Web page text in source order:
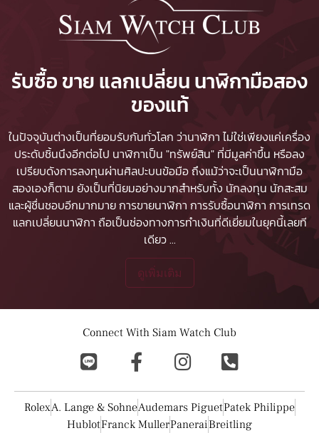
รับซื้อ ขาย แลกเปลี่ยน นาฬิกามือสอง
ของแท้
ในปัจจุบันต่างเป็นที่ยอมรับกันทั่วโลก ว่านาฬิกา ไม่ใช่เพียงแค่เครื่อง
ประดับชิ้นนึงอีกต่อไป นาฬิกาเป็น "ทรัพย์สิน" ที่มีมูลค่าขึ้น หรือลง
เปรียบดังการลงทุนผ่านศิลปะบนข้อมือ ถึงแม้ว่าจะเป็นนาฬิกามือ
สองเองก็ตาม ยังเป็นที่นิยมอย่างมากสำหรับทั้ง นักลงทุน นักสะสม
และผู้ชื่นชอบอีกมากมายการขายนาฬิกา การรับซื้อนาฬิกา การเทรด
แลกเปลี่ยนนาฬิกา ถือเป็นช่องทางการทำเงินที่ดีเยี่ยมในยุคนี้เลยที
เดียว...
ดูเพิ่มเติม
Connect With Siam Watch Club
RolexA. Lange & SohneAudemars PiguetPatek Philippe
HublotFranck MullerPaneraiBreitling